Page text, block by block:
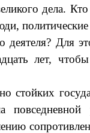
дела. Кто
деятеля? Для
лет, чтобы
стойких
повседневной